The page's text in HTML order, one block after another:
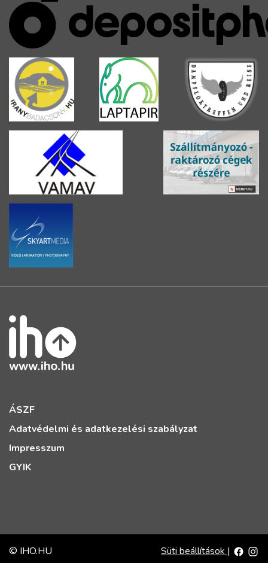
ÁSZF
Adatvédelmi és adatkezelési szabályzat
Impresszum
GYIK
© IHO.HU Süti beállítások |